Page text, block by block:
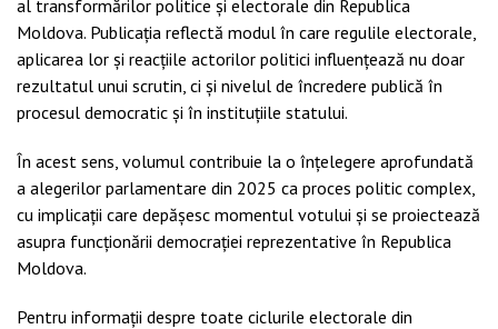
al transformărilor politice și electorale din Republica
Moldova. Publicația reflectă modul în care regulile electorale,
aplicarea lor și reacțiile actorilor politici influențează nu doar
rezultatul unui scrutin, ci și nivelul de încredere publică în
procesul democratic și în instituțiile statului.
În acest sens, volumul contribuie la o înțelegere aprofundată
a alegerilor parlamentare din 2025 ca proces politic complex,
cu implicații care depășesc momentul votului și se proiectează
asupra funcționării democrației reprezentative în Republica
Moldova.
Pentru informații despre toate ciclurile electorale din